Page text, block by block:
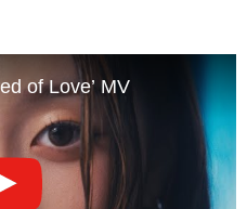
of Love’ MV